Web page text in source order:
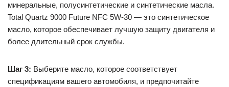
минеральные, полусинтетические и синтетические масла.
Total Quartz 9000 Future NFC 5W-30 — это синтетическое
масло, которое обеспечивает лучшую защиту двигателя и
более длительный срок службы.
Шаг 3: Выберите масло, которое соответствует
спецификациям вашего автомобиля, и предпочитайте